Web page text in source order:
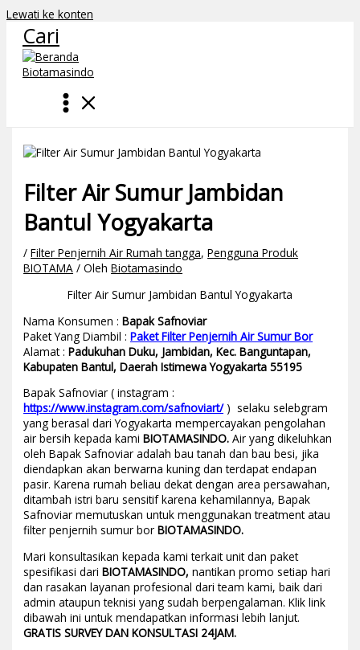
Lewati ke konten
Cari
Filter Air Sumur Jambidan
Bantul Yogyakarta
/Filter Penjernih Air Rumah tangga,Pengguna Produk
BIOTAMA / OlehBiotamasindo
Filter Air Sumur Jambidan Bantul Yogyakarta
Nama Konsumen :Bapak Safnoviar
Paket Yang Diambil :Paket Filter Penjernih Air Sumur Bor
Alamat :Padukuhan Duku, Jambidan, Kec. Banguntapan,
Kabupaten Bantul, Daerah Istimewa Yogyakarta 55195
Bapak Safnoviar ( instagram :
https://www.instagram.com/safnoviart/) selaku selebgram
yang berasal dari Yogyakarta mempercayakan pengolahan
air bersih kepada kamiBIOTAMASINDO.Air yang dikeluhkan
oleh Bapak Safnoviar adalah bau tanah dan bau besi, jika
diendapkan akan berwarna kuning dan terdapat endapan
pasir. Karena rumah beliau dekat dengan area persawahan,
ditambah istri baru sensitif karena kehamilannya, Bapak
Safnoviar memutuskan untuk menggunakan treatment atau
filter penjernih sumur borBIOTAMASINDO.
Mari konsultasikan kepada kami terkait unit dan paket
spesifikasi dariBIOTAMASINDO,nantikan promo setiap hari
dan rasakan layanan profesional dari team kami, baik dari
admin ataupun teknisi yang sudah berpengalaman. Klik link
dibawah ini untuk mendapatkan informasi lebih lanjut.
GRATIS SURVEY DAN KONSULTASI 24JAM.